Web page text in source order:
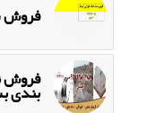
فروش
فروش
بندی